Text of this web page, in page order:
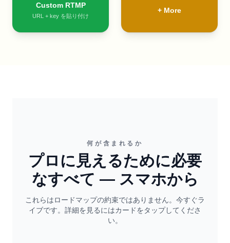
Custom RTMP
URL + key を貼り付け
+ More
何が含まれるか
プロに見えるために必要
なすべて — スマホから
これらはロードマップの約束ではありません。今すぐラ
イブです。詳細を見るにはカードをタップしてくださ
い。